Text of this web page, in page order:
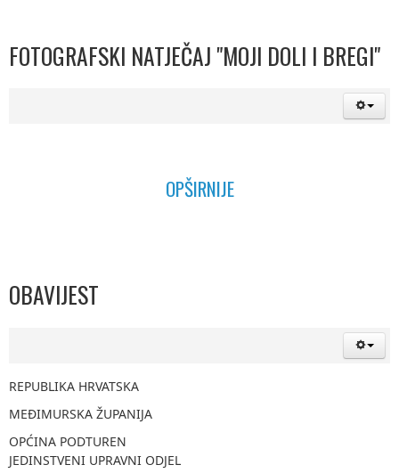
FOTOGRAFSKI NATJEČAJ "MOJI DOLI I BREGI"
OPŠIRNIJE
OBAVIJEST
REPUBLIKA HRVATSKA
MEĐIMURSKA ŽUPANIJA
OPĆINA PODTUREN
JEDINSTVENI UPRAVNI ODJEL